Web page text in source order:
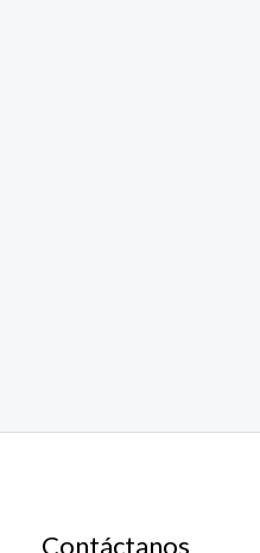
Contáctanos